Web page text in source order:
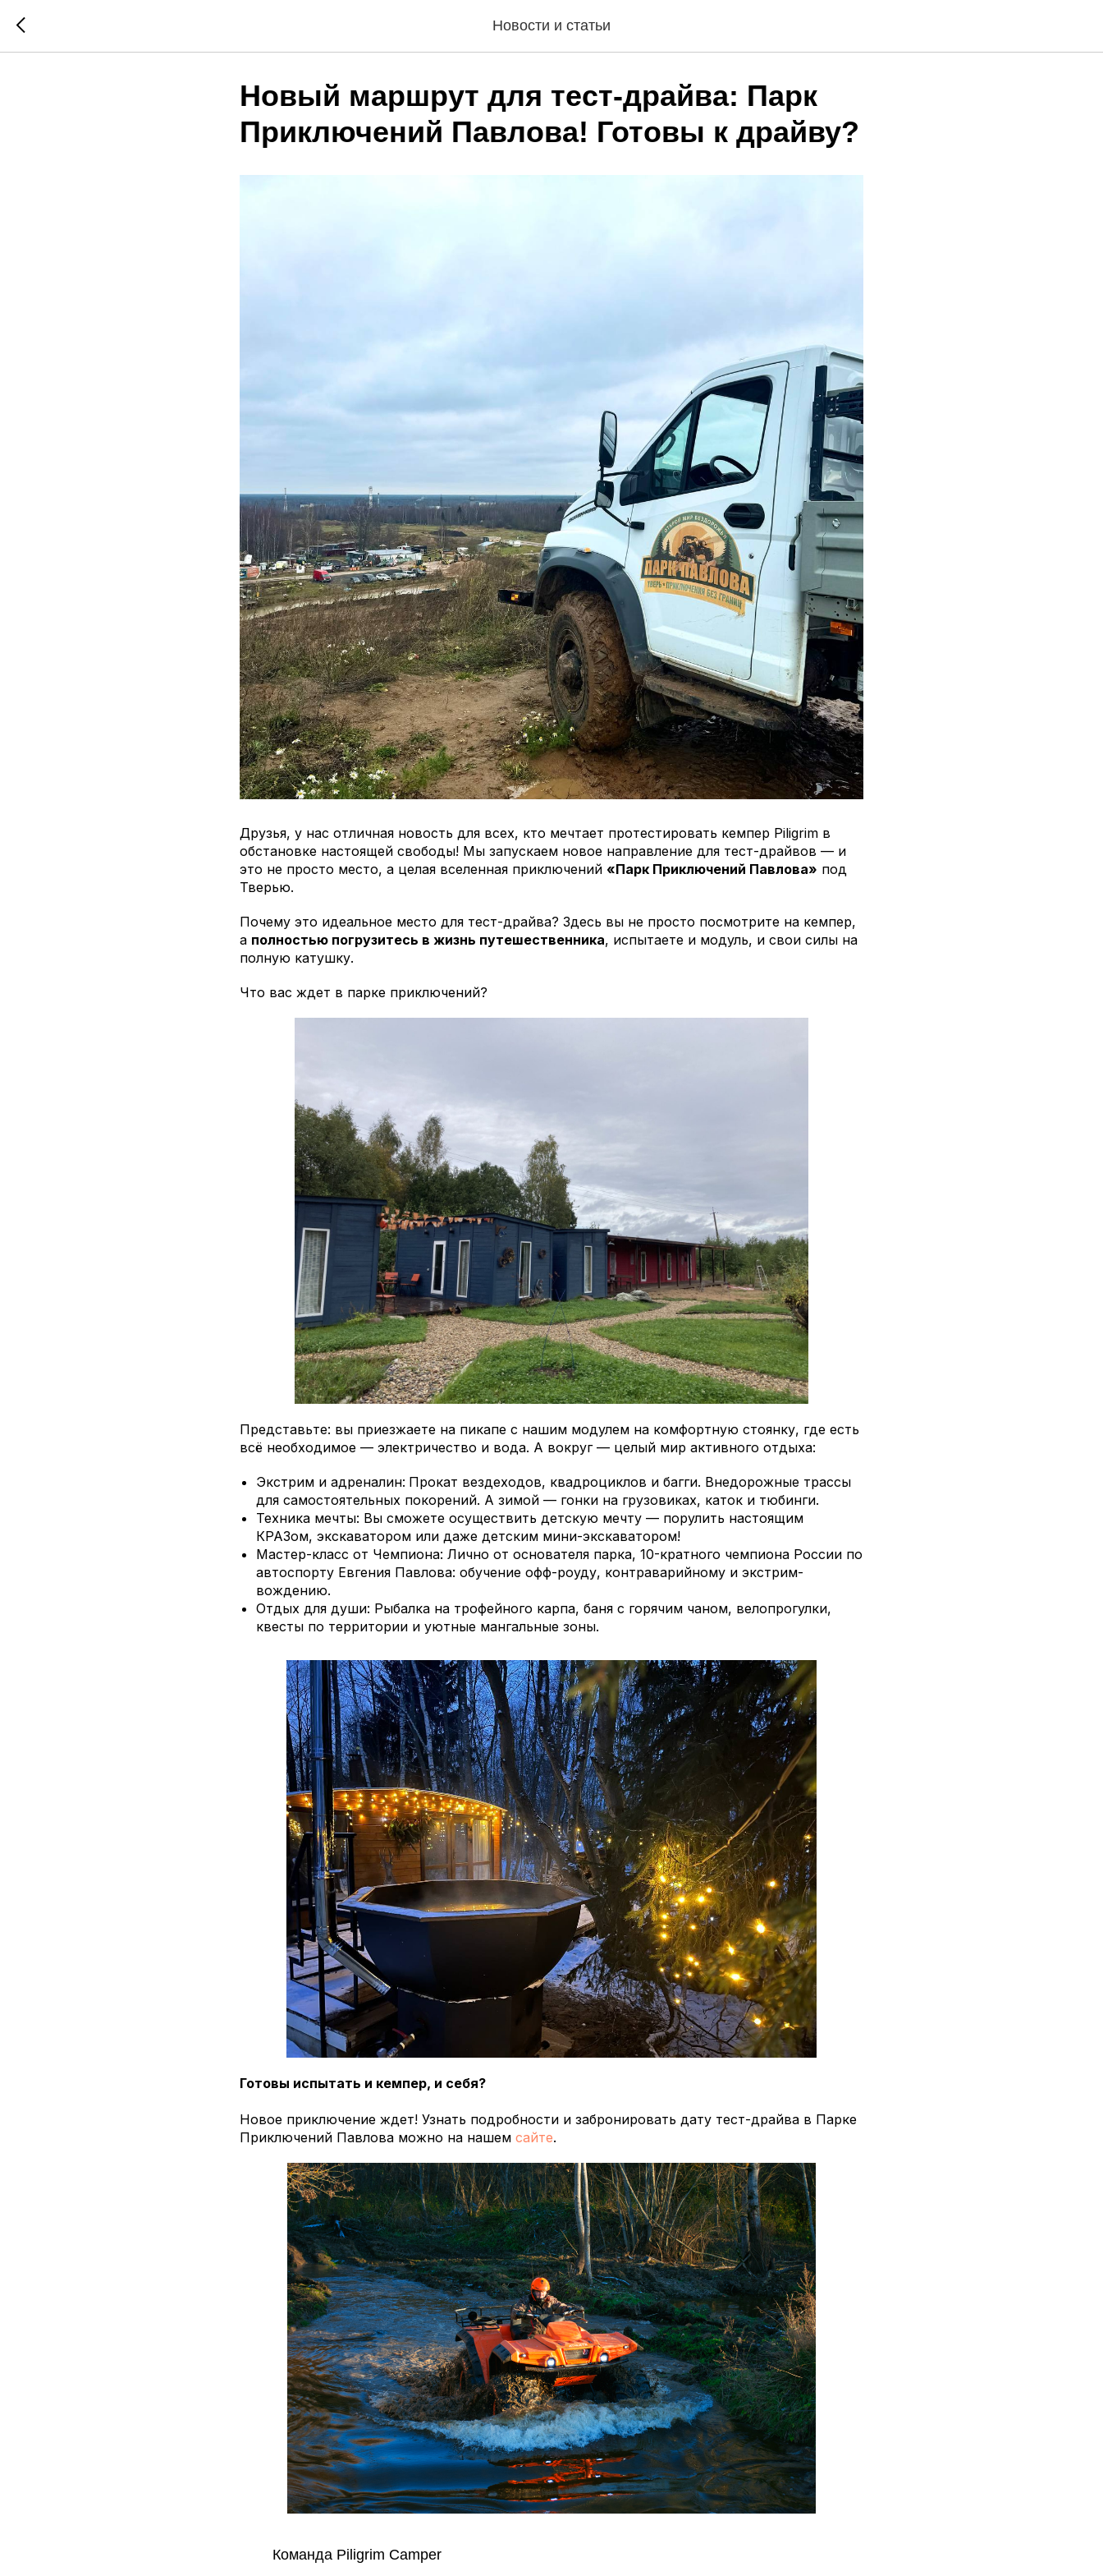
Новости и статьи
Новый маршрут для тест-драйва: Парк
Приключений Павлова! Готовы к драйву?
Друзья, у нас отличная новость для всех, кто мечтает протестировать кемпер Piligrim в
обстановке настоящей свободы! Мы запускаем новое направление для тест-драйвов — и
это не просто место, а целая вселенная приключений «Парк Приключений Павлова» под
Тверью.
Почему это идеальное место для тест-драйва? Здесь вы не просто посмотрите на кемпер,
а полностью погрузитесь в жизнь путешественника, испытаете и модуль, и свои силы на
полную катушку.
Что вас ждет в парке приключений?
Представьте: вы приезжаете на пикапе с нашим модулем на комфортную стоянку, где есть
всё необходимое — электричество и вода. А вокруг — целый мир активного отдыха:
Экстрим и адреналин: Прокат вездеходов, квадроциклов и багги. Внедорожные трассы
для самостоятельных покорений. А зимой — гонки на грузовиках, каток и тюбинги.
Техника мечты: Вы сможете осуществить детскую мечту — порулить настоящим
КРАЗом, экскаватором или даже детским мини-экскаватором!
Мастер-класс от Чемпиона: Лично от основателя парка, 10-кратного чемпиона России по
автоспорту Евгения Павлова: обучение офф-роуду, контраварийному и экстрим-
вождению.
Отдых для души: Рыбалка на трофейного карпа, баня с горячим чаном, велопрогулки,
квесты по территории и уютные мангальные зоны.
Готовы испытать и кемпер, и себя?
Новое приключение ждет! Узнать подробности и забронировать дату тест-драйва в Парке
Приключений Павлова можно на нашем сайте.
Команда Piligrim Camper